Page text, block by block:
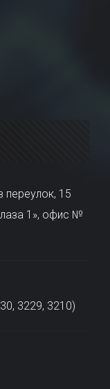
переулок, 15
1», офис №
3229, 3210)